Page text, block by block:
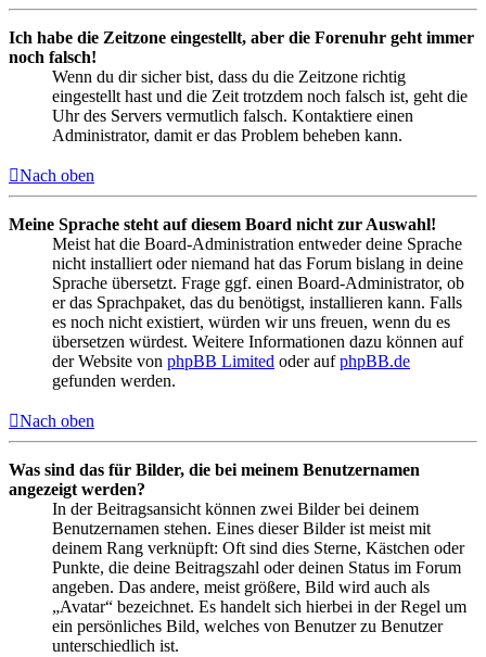
Ich habe die Zeitzone eingestellt, aber die Forenuhr geht immer
noch falsch!
Wenn du dir sicher bist, dass du die Zeitzone richtig
eingestellt hast und die Zeit trotzdem noch falsch ist, geht die
Uhr des Servers vermutlich falsch. Kontaktiere einen
Administrator, damit er das Problem beheben kann.
Nach oben
Meine Sprache steht auf diesem Board nicht zur Auswahl!
Meist hat die Board-Administration entweder deine Sprache
nicht installiert oder niemand hat das Forum bislang in deine
Sprache übersetzt. Frage ggf. einen Board-Administrator, ob
er das Sprachpaket, das du benötigst, installieren kann. Falls
es noch nicht existiert, würden wir uns freuen, wenn du es
übersetzen würdest. Weitere Informationen dazu können auf
der Website von phpBB Limited oder aufphpBB.de
gefunden werden.
Nach oben
Was sind das für Bilder, die bei meinem Benutzernamen
angezeigt werden?
In der Beitragsansicht können zwei Bilder bei deinem
Benutzernamen stehen. Eines dieser Bilder ist meist mit
deinem Rang verknüpft: Oft sind dies Sterne, Kästchen oder
Punkte, die deine Beitragszahl oder deinen Status im Forum
angeben. Das andere, meist größere, Bild wird auch als
„Avatar“ bezeichnet. Es handelt sich hierbei in der Regel um
ein persönliches Bild, welches von Benutzer zu Benutzer
unterschiedlich ist.